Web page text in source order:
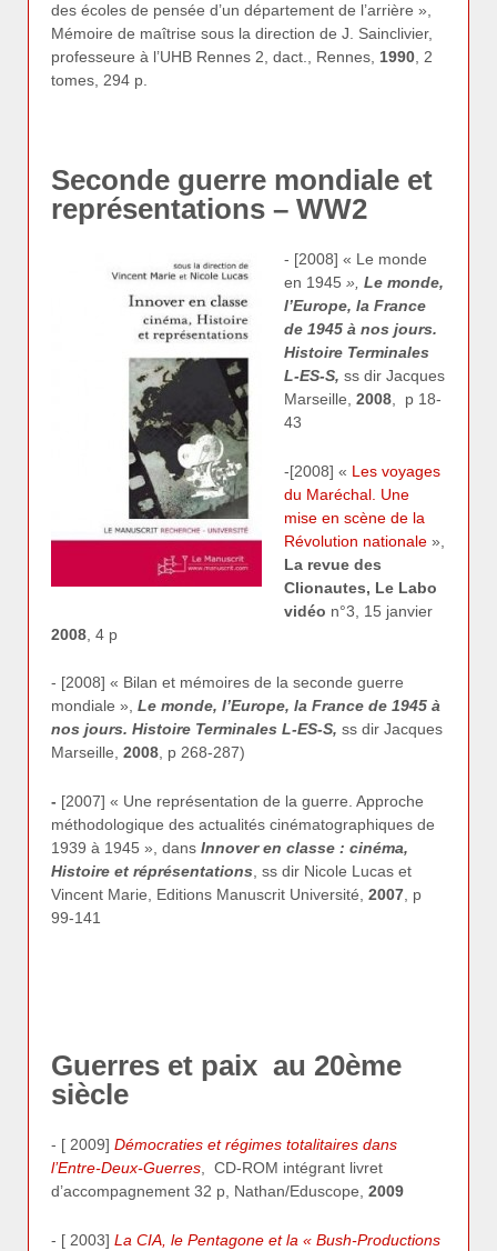
des écoles de pensée d’un département de l’arrière »,
Mémoire de maîtrise sous la direction de J. Sainclivier,
professeure à l’UHB Rennes 2, dact., Rennes, 1990 , 2
tomes, 294 p.
Seconde guerre mondiale et
représentations – WW2
- [2008] « Le monde
en 1945 », Le monde,
l’Europe, la France
de 1945 à nos jours.
Histoire Terminales
L-ES-S, ss dir Jacques
Marseille, 2008, p 18-
43
-[2008] « Les voyages
du Maréchal. Une
mise en scène de la
Révolution nationale »,
La revue des
Clionautes, Le Labo
vidéo n°3, 15 janvier
2008 , 4 p
- [2008] « Bilan et mémoires de la seconde guerre
mondiale », Le monde, l’Europe, la France de 1945 à
nos jours. Histoire Terminales L-ES-S, ss dir Jacques
Marseille, 2008 , p 268-287)
- [2007] « Une représentation de la guerre. Approche
méthodologique des actualités cinématographiques de
1939 à 1945 », dans Innover en classe : cinéma,
Histoire et réprésentations , ss dir Nicole Lucas et
Vincent Marie, Editions Manuscrit Université, 2007 , p
99-141
Guerres et paix au 20ème
siècle
- [ 2009] Démocraties et régimes totalitaires dans
l’Entre-Deux-Guerres, CD-ROM intégrant livret
d’accompagnement 32 p, Nathan/Eduscope, 2009
- [ 2003] La CIA, le Pentagone et la « Bush-Productions